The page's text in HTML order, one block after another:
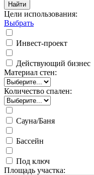
Найти
Цели использования:
Выбрать
Инвест-проект
Действующий бизнес
Материал стен:
Количество спален:
Сауна/Баня
Бассейн
Под ключ
Площадь участка: